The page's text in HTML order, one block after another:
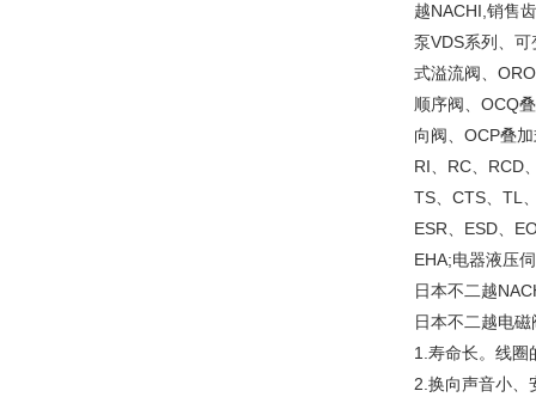
越NACHI,销售
泵VDS系列、
式溢流阀、
顺序阀、OCQ
向阀、OCP叠
RI、RC、RCD
TS、CTS、TL
ESR、ESD、
EHA;电器液压
日本不二越
日本不二越电
1.寿命长。线圈
2.换向声音小、